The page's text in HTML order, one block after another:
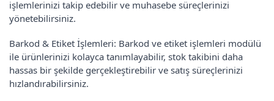
işlemlerinizi takip edebilir ve muhasebe süreçlerinizi
yönetebilirsiniz.
Barkod & Etiket İşlemleri: Barkod ve etiket işlemleri modülü
ile ürünlerinizi kolayca tanımlayabilir, stok takibini daha
hassas bir şekilde gerçekleştirebilir ve satış süreçlerinizi
hızlandırabilirsiniz.